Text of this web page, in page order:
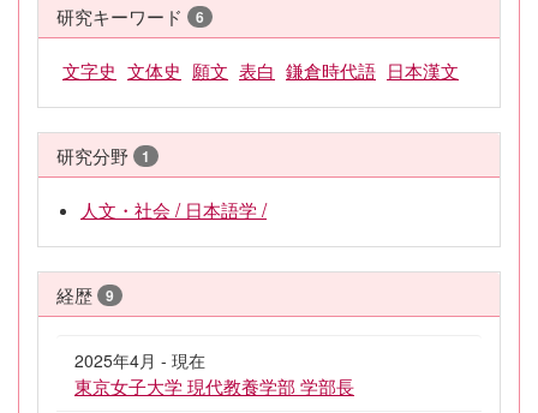
研究キーワード 6
文字史 文体史 願文 表白 鎌倉時代語 日本漢文
研究分野 1
人文・社会 / 日本語学 /
経歴 9
2025年4月 - 現在
東京女子大学 現代教養学部 学部長